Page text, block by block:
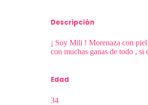
Descripción
¡ Soy Mili ! Morenaza con
con muchas ganas de todo ,
Edad
34